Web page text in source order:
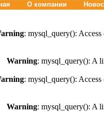
О компании
: mysql_query():
Warning: mysql_query(): A
: mysql_query():
Warning: mysql_query(): A